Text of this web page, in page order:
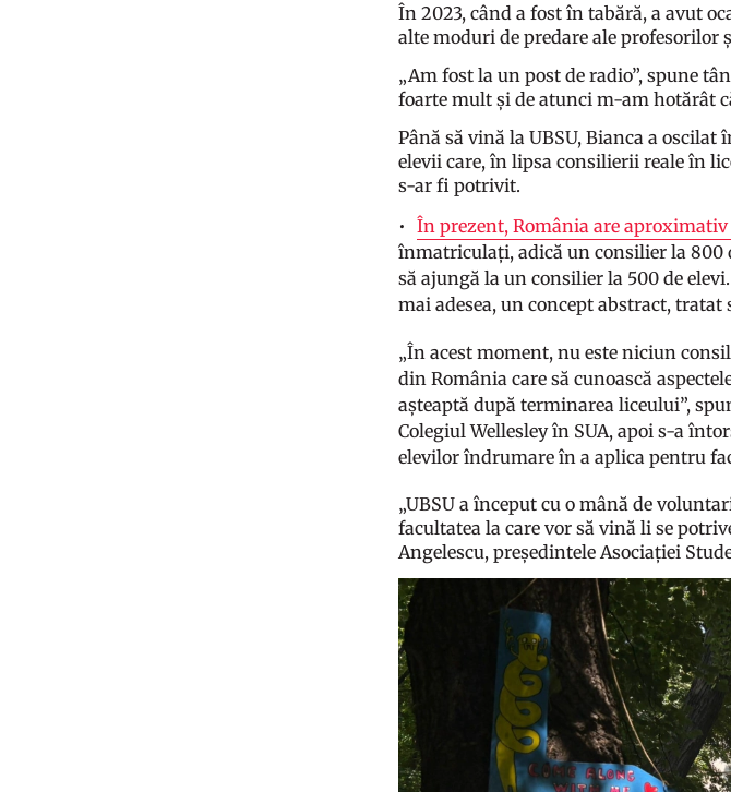
În 2023, când a fost în tabără, a avut
alte moduri de predare ale profesorilor
„Am fost la un post de radio”, spune
foarte mult și de atunci m-am hotărât
Până să vină la UBSU, Bianca a
elevii care, în lipsa consilierii reale în
s-ar fi potrivit.
În prezent, România are
înmatriculați, adică un consilier la 800
să ajungă la un consilier la 500 de
mai adesea, un concept abstract,
„În acest moment, nu este niciun
din România care să cunoască
așteaptă după terminarea liceului”,
Colegiul Wellesley în SUA, apoi s-a
elevilor îndrumare în a aplica pentru
„UBSU a început cu o mână de
facultatea la care vor să vină li se
Angelescu, președintele Asociației